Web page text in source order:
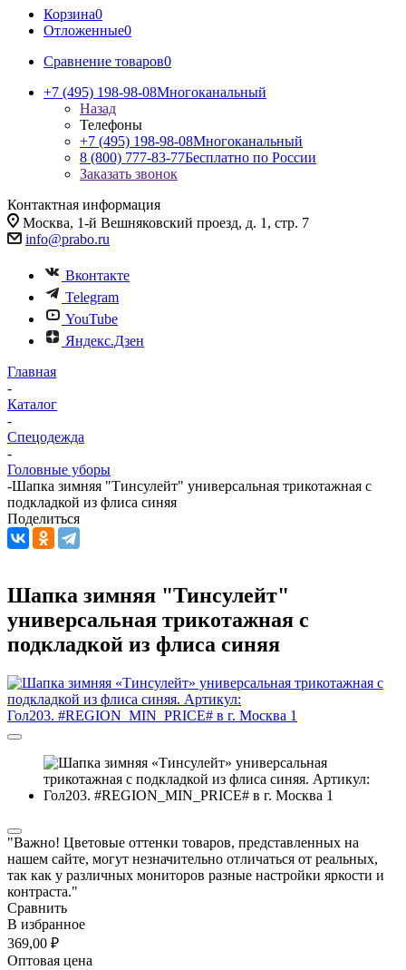
Корзина0
Отложенные0
Сравнение товаров0
+7 (495) 198-98-08Многоканальный
Назад
Телефоны
+7 (495) 198-98-08Многоканальный
8 (800) 777-83-77Бесплатно по России
Заказать звонок
Контактная информация
Москва, 1-й Вешняковский проезд, д. 1, стр. 7
info@prabo.ru
Вконтакте
Telegram
YouTube
Яндекс.Дзен
Главная
-
Каталог
-
Спецодежда
-
Головные уборы
-Шапка зимняя "Тинсулейт" универсальная трикотажная с
подкладкой из флиса синяя
Поделиться
Шапка зимняя "Тинсулейт"
универсальная трикотажная с
подкладкой из флиса синяя
"Важно! Цветовые оттенки товаров, представленных на
нашем сайте, могут незначительно отличаться от реальных,
так как у различных мониторов разные настройки яркости и
контраста."
Сравнить
В избранное
369,00 ₽
Оптовая цена